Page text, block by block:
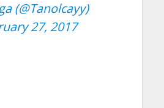
(@Tanolcayy)
27, 2017